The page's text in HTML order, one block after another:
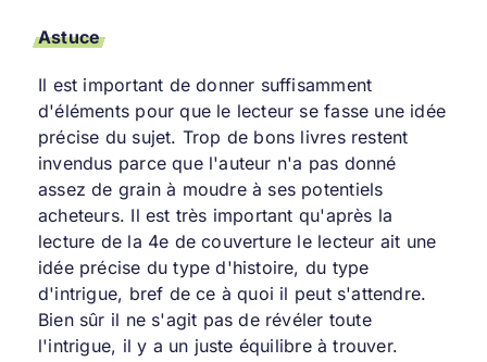
Astuce
Il est important de donner suffisamment
d'éléments pour que le lecteur se fasse une idée
précise du sujet. Trop de bons livres restent
invendus parce que l'auteur n'a pas donné
assez de grain à moudre à ses potentiels
acheteurs. Il est très important qu'après la
lecture de la 4e de couverture le lecteur ait une
idée précise du type d'histoire, du type
d'intrigue, bref de ce à quoi il peut s'attendre.
Bien sûr il ne s'agit pas de révéler toute
l'intrigue, il y a un juste équilibre à trouver.